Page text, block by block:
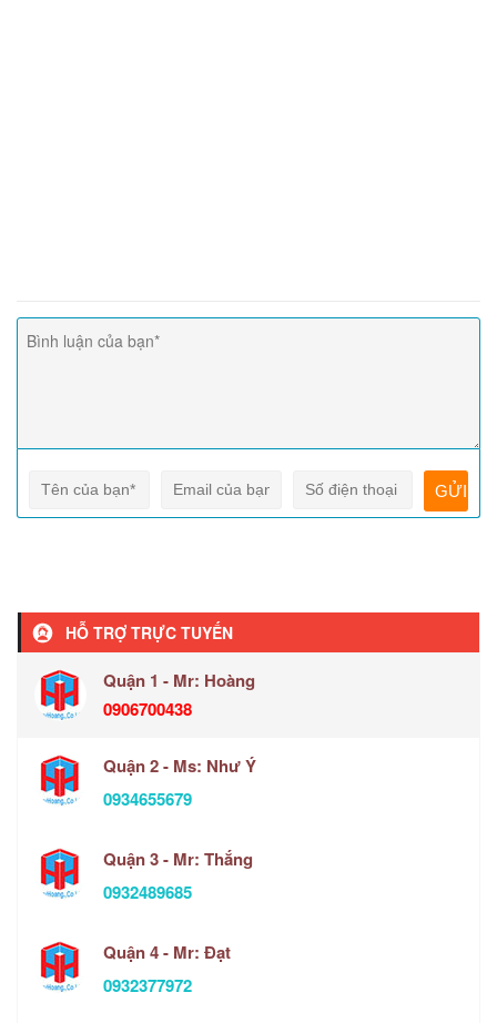
HỖ TRỢ TRỰC TUYẾN
Quận 1 - Mr: Hoàng
0906700438
Quận 2 - Ms: Như Ý
0934655679
Quận 3 - Mr: Thắng
0932489685
Quận 4 - Mr: Đạt
0932377972